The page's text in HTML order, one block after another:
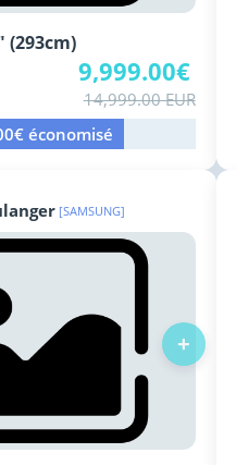
(293cm)
9,999.00€
14,999.00 EUR
économisé
[SAMSUNG]
+